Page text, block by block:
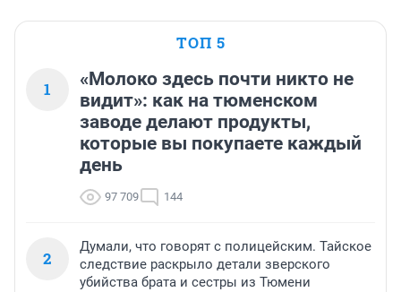
ТОП 5
1
«Молоко здесь почти никто не
видит»: как на тюменском
заводе делают продукты,
которые вы покупаете каждый
день
97 709 144
2
Думали, что говорят с полицейским. Тайское
следствие раскрыло детали зверского
убийства брата и сестры из Тюмени